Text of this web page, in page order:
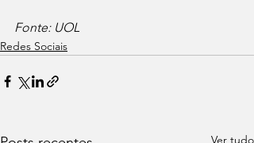
Fonte: UOL
Redes Sociais
Ver tudo